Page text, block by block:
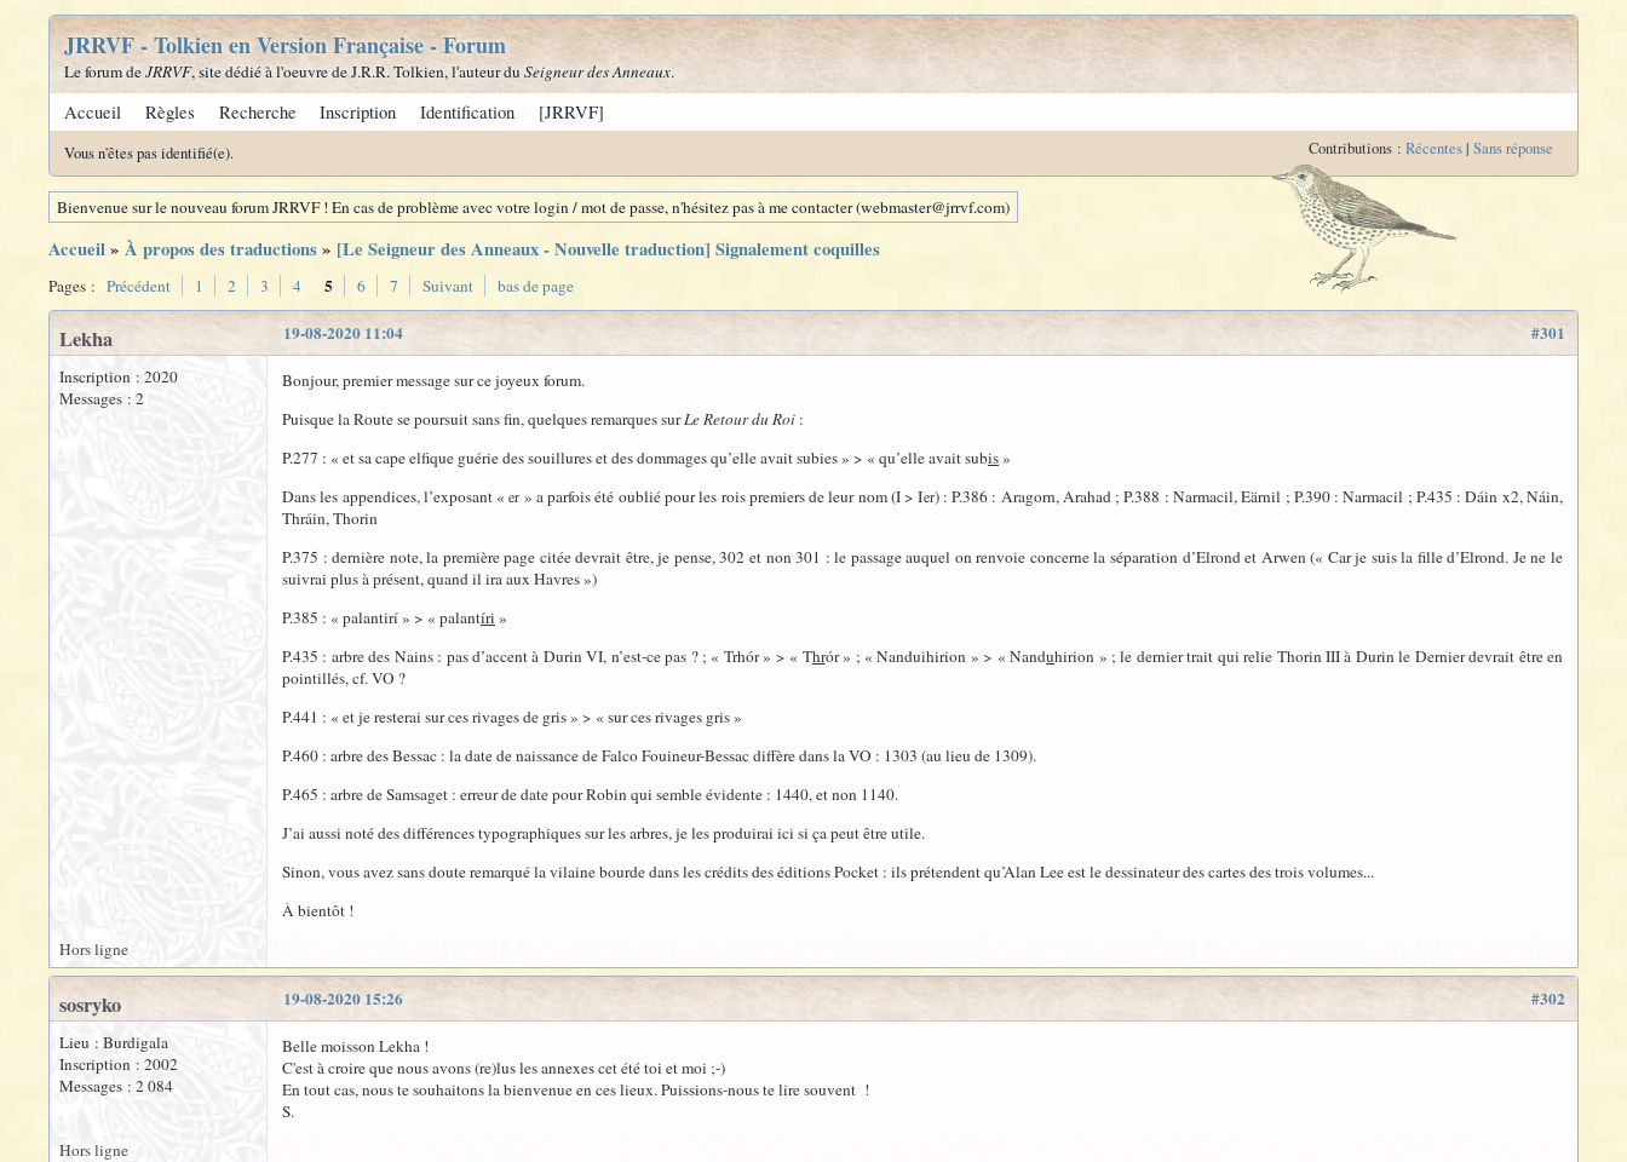
JRRVF - Tolkien en Version Française - Forum
Le forum deJRRVF, site dédié à l'oeuvre de J.R.R. Tolkien, l'auteur du Seigneur des Anneaux.
Accueil Règles Recherche Inscription Identification [JRRVF]
Vous n'êtes pas identifié(e). Contributions : Récentes| Sans réponse
Bienvenue sur le nouveau forum JRRVF ! En cas de problème avec votre login / mot de passe, n'hésitez pas à me contacter (webmaster@jrrvf.com)
Accueil» À propos des traductions» [Le Seigneur des Anneaux - Nouvelle traduction] Signalement coquilles
Pages : Précédent 1 2 3 4 5 6 7 Suivant bas de page
#301
19-08-2020 11:04
Lekha
Inscription : 2020
Messages : 2
Bonjour, premier message sur ce joyeux forum.
Puisque la Route se poursuit sans fin, quelques remarques surLe Retour du Roi :
P.277 : « et sa cape elfique guérie des souillures et des dommages qu’elle avait subies » > « qu’elle avait subis»
Dans les appendices, l’exposant «er » a parfois été oublié pour les rois premiers de leur nom (I > Ier) : P.386 : Aragorn, Arahad ; P.388 : Narmacil, Eärnil ; P.390 : Narmacil ; P.435 : Dáin x2, Náin,
Thráin, Thorin
P.375 : dernière note, la première page citée devrait être, je pense, 302 et non 301 : le passage auquel on renvoie concerne la séparation d’Elrond et Arwen (« Car je suis la fille d’Elrond. Je ne le
suivrai plus à présent, quand il ira aux Havres »)
P.385 : « palantirí » > « palantíri »
P.435 : arbre des Nains : pas d’accent à Durin VI, n’est-ce pas ? ; « Trhór » > « Thrór » ; « Nanduihirion » > « Nanduhirion » ; le dernier trait qui relie Thorin III à Durin le Dernier devrait être en
pointillés, cf. VO ?
P.441 : « et je resterai sur ces rivages de gris » > « sur ces rivages gris »
P.460 : arbre des Bessac : la date de naissance de Falco Fouineur-Bessac diffère dans la VO : 1303 (au lieu de 1309).
P.465 : arbre de Samsaget : erreur de date pour Robin qui semble évidente : 1440, et non 1140.
J’ai aussi noté des différences typographiques sur les arbres, je les produirai ici si ça peut être utile.
Sinon, vous avez sans doute remarqué la vilaine bourde dans les crédits des éditions Pocket : ils prétendent qu’Alan Lee est le dessinateur des cartes des trois volumes...
À bientôt !
Hors ligne
#302
19-08-2020 15:26
sosryko
Lieu : Burdigala
Inscription : 2002
Messages : 2 084
Belle moisson Lekha !
C'est à croire que nous avons (re)lus les annexes cet été toi et moi ;-)
En tout cas, nous te souhaitons la bienvenue en ces lieux. Puissions-nous te lire souvent !
S.
Hors ligne